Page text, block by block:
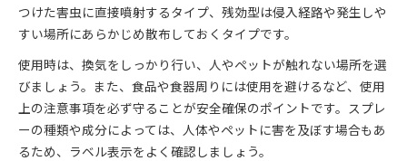
つけた害虫に直接噴射するタイプ、残効型は侵入経路や発生しや
すい場所にあらかじめ散布しておくタイプです。
使用時は、換気をしっかり行い、人やペットが触れない場所を選
びましょう。また、食品や食器周りには使用を避けるなど、使用
上の注意事項を必ず守ることが安全確保のポイントです。スプレ
ーの種類や成分によっては、人体やペットに害を及ぼす場合もあ
るため、ラベル表示をよく確認しましょう。